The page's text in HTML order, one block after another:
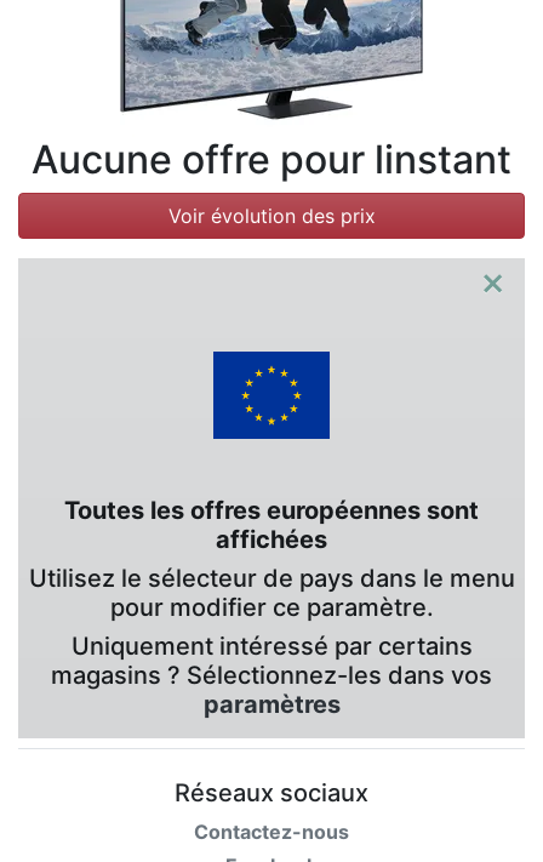
Aucune offre pour linstant
Voir évolution des prix
×
Toutes les offres européennes sont
affichées
Utilisez le sélecteur de pays dans le menu
pour modifier ce paramètre.
Uniquement intéressé par certains
magasins ? Sélectionnez-les dans vos
paramètres
Réseaux sociaux
Contactez-nous